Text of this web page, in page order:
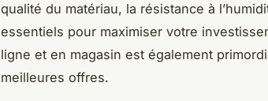
qualité du matériau, la résistance à
essentiels pour maximiser votre
ligne et en magasin est également
meilleures offres.